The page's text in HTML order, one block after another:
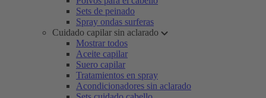
Sets de peinado
Spray ondas surferas
Cuidado capilar sin aclarado
Mostrar todos
Aceite capilar
Suero capilar
Tratamientos en spray
Acondicionadores sin aclarado